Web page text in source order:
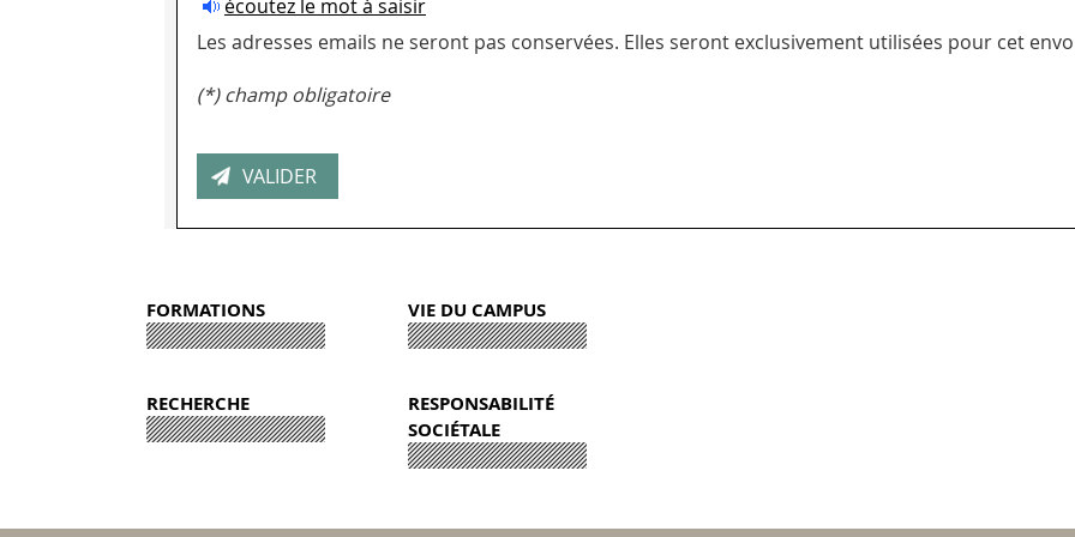
écoutez le mot à saisir
Les adresses emails ne seront pas conservées. Elles seront exclusivement utilisées pour cet
(*) champ obligatoire
FORMATIONS
RECHERCHE
VIE DU CAMPUS
RESPONSABILITÉ
SOCIÉTALE